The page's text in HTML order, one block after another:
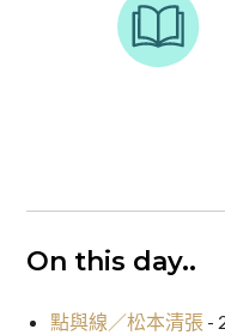
On this day..
點與線／松本清張-